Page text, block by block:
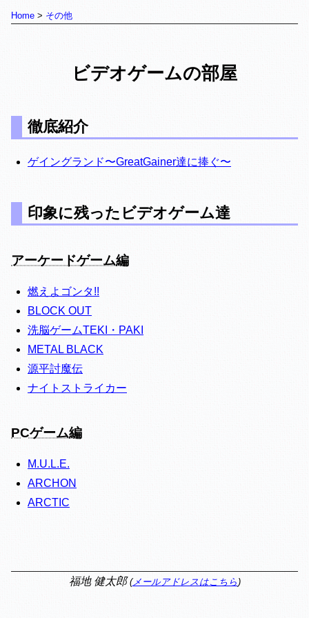
Home その他
ビデオゲームの部屋
徹底紹介
ゲイングランド〜GreatGainer達に捧ぐ〜
印象に残ったビデオゲーム達
アーケードゲーム編
燃えよゴンタ!!
BLOCK OUT
洗脳ゲームTEKI・PAKI
METAL BLACK
源平討魔伝
ナイトストライカー
PCゲーム編
M.U.L.E.
ARCHON
ARCTIC
福地 健太郎(メールアドレスはこちら )